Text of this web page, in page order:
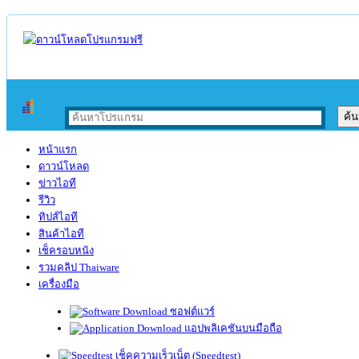
หน้าแรก
ดาวน์โหลด
ข่าวไอที
รีวิว
ทิปส์ไอที
สินค้าไอที
เช็ครอบหนัง
รวมคลิป Thaiware
เครื่องมือ
ซอฟต์แวร์
แอปพลิเคชันบนมือถือ
เช็คความเร็วเน็ต (Speedtest)